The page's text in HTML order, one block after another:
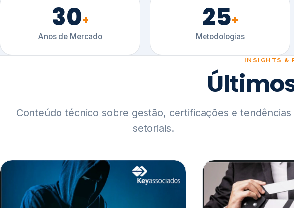
30+
Anos de Mercado
25+
Metodologias
INSIGHTS &
Conteúdo técnico sobre gestão, certificações e tendências
setoriais.